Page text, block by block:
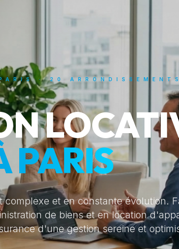
· 20
PARIS
complexe et en constante évolution.
de biens et en location
d'une gestion sereine et